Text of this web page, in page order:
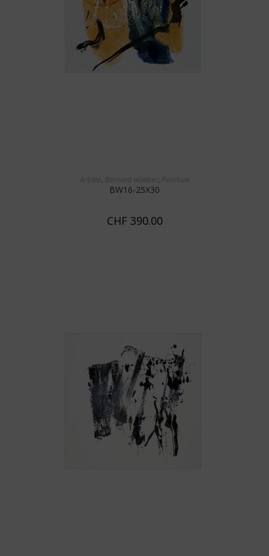
AJOUTER AU PANIER
Artiste, Bernard Waeber , Peinture
BW16-25X30
CHF 390.00